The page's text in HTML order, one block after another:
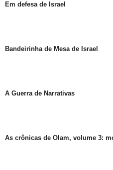
Em defesa de Israel
Bandeirinha de Mesa de Israel
A Guerra de Narrativas
As crônicas de Olam, volume 3: